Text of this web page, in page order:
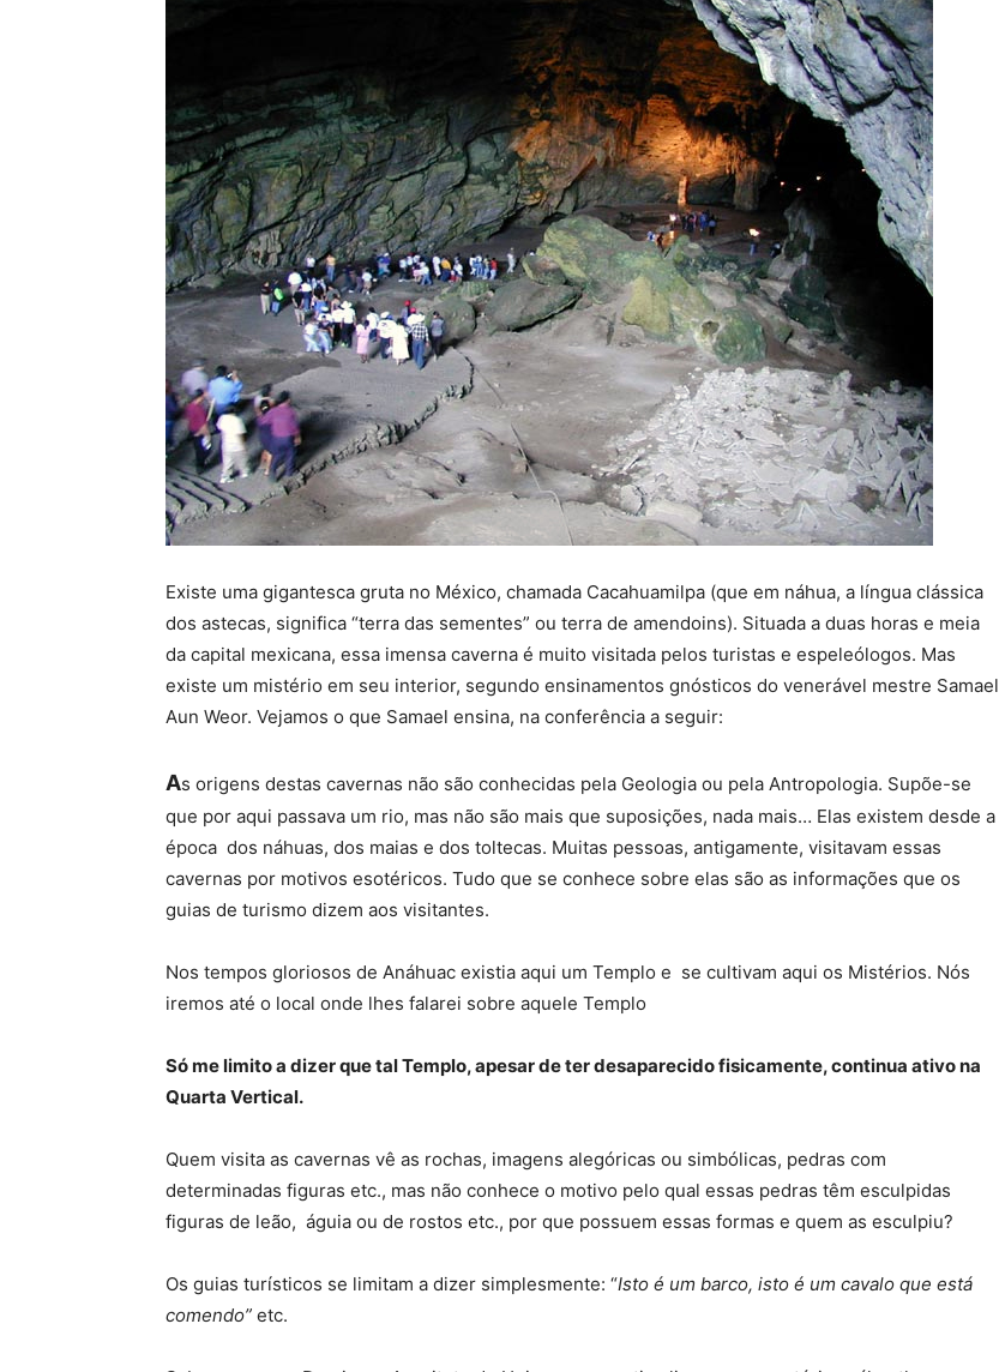
Existe uma gigantesca gruta no México, chamada Cacahuamilpa (que em náhua, a língua clássica
dos astecas, significa “terra das sementes” ou terra de amendoins). Situada a duas horas e meia
da capital mexicana, essa imensa caverna é muito visitada pelos turistas e espeleólogos. Mas
existe um mistério em seu interior, segundo ensinamentos gnósticos do venerável mestre Samael
Aun Weor. Vejamos o que Samael ensina, na conferência a seguir:
As origens destas cavernas não são conhecidas pela Geologia ou pela Antropologia. Supõe-se
que por aqui passava um rio, mas não são mais que suposições, nada mais… Elas existem desde a
época dos náhuas, dos maias e dos toltecas. Muitas pessoas, antigamente, visitavam essas
cavernas por motivos esotéricos. Tudo que se conhece sobre elas são as informações que os
guias de turismo dizem aos visitantes.
Nos tempos gloriosos de Anáhuac existia aqui um Templo e se cultivam aqui os Mistérios. Nós
iremos até o local onde lhes falarei sobre aquele Templo
Só me limito a dizer que tal Templo, apesar de ter desaparecido fisicamente, continua ativo na
Quarta Vertical.
Quem visita as cavernas vê as rochas, imagens alegóricas ou simbólicas, pedras com
determinadas figuras etc., mas não conhece o motivo pelo qual essas pedras têm esculpidas
figuras de leão, águia ou de rostos etc., por que possuem essas formas e quem as esculpiu?
Os guias turísticos se limitam a dizer simplesmente: “Isto é um barco, isto é um cavalo que está
comendo” etc.